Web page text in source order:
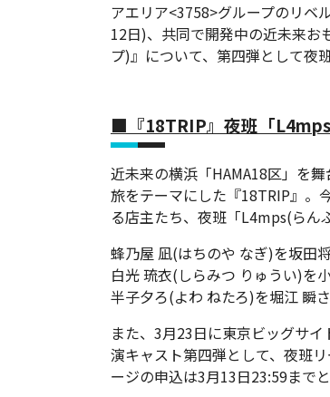
アエリア<3758>グループのリベ
12日)、共同で開発中の近未来お
プ)』について、第四弾として夜
■『18TRIP』夜班「
近未来の横浜「HAMA18区」を
旅をテーマにした『18TRIP』。
る店主たち、夜班「L4mps(らん
蜂乃屋 凪(はちのや なぎ)を坂田
白光 琉衣(しらみつ りゅうい)を
半子夕ろ(よわ ねたろ)を堀江 瞬
また、3月23日に東京ビッグサ
演キャスト第四弾として、夜班
ージの申込は3月13日23:59まで